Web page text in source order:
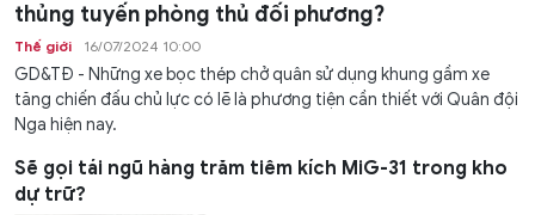
thủng tuyến phòng thủ đối phương?
Thế giới 16/07/2024 10:00
GD&TĐ - Những xe bọc thép chở quân sử dụng khung gầm xe
tăng chiến đấu chủ lực có lẽ là phương tiện cần thiết với Quân đội
Nga hiện nay.
Sẽ gọi tái ngũ hàng trăm tiêm kích MiG-31 trong kho
dự trữ?